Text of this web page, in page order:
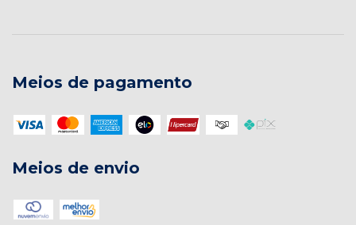
Meios de pagamento
Meios de envio